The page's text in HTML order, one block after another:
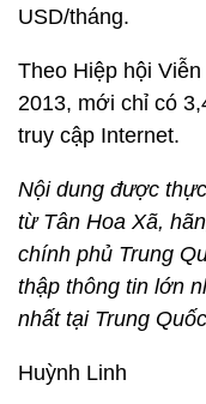
USD/tháng.
Theo Hiệp hội
2013, mới chỉ có
truy cập Internet.
Nội dung được
từ Tân Hoa Xã,
chính phủ Trung
thập thông tin lớn
nhất tại Trung
Huỳnh Linh